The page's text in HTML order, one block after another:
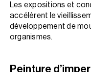
Les expositions et
accélèrent le
développement de
organismes.
Peinture